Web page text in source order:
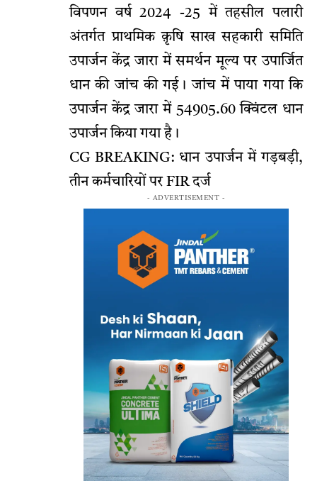
विपणन वर्ष 2024 -25 में तहसील पलारी
अंतर्गत प्राथमिक क़ृषि साख सहकारी समिति
उपार्जन केंद्र जारा में समर्थन मूल्य पर उपार्जित
धान की जांच की गई। जांच में पाया गया कि
उपार्जन केंद्र जारा में 54905.60 क्विंटल धान
उपार्जन किया गया है।
CG BREAKING: धान उपार्जन में गड़बड़ी,
तीन कर्मचारियों पर FIR दर्ज
- ADVERTISEMENT -